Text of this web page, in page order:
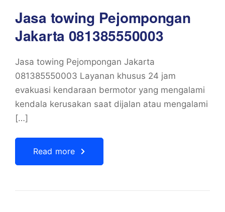
Jasa towing Pejompongan
Jakarta 081385550003
Jasa towing Pejompongan Jakarta
081385550003 Layanan khusus 24 jam
evakuasi kendaraan bermotor yang mengalami
kendala kerusakan saat dijalan atau mengalami
[…]
Read more